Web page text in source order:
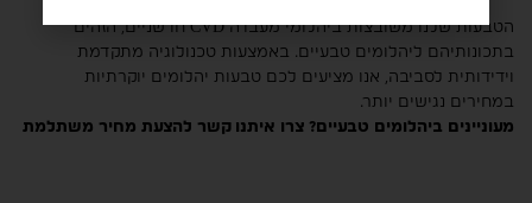
הטבעות שלנו משובצות ביהלומי מעבדה CVD חדשניים, הזהים
בתכונותיהם ליהלומים טבעיים. באמצעות טכנולוגיה מתקדמת
וידידותית לסביבה, אנו מציעים לכם טבעות יהלומים יוקרתיות
במחירים נגישים יותר.
מעוניינים ביהלומים טבעיים? צרו איתנו קשר להצעת מחיר משתלמת